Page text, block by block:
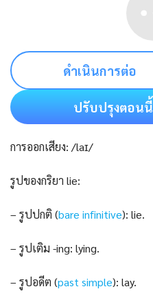
ดำเนินการต่อ
ปรับปรุงตอนนี้
การออกเสียง: /laɪ/
รูปของกริยา lie:
– รูปปกติ (bare infinitive): lie.
– รูปเติม -ing: lying.
– รูปอดีต (past simple): lay.